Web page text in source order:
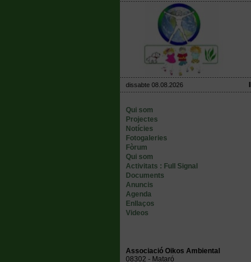
dissabte 08.08.2026
Qui som
Projectes
Notícies
Fotogaleries
Fòrum
Qui som
Activitats : Full Signal
Documents
Anuncis
Agenda
Enllaços
Videos
Associació Oikos Ambiental
08302 - Mataró